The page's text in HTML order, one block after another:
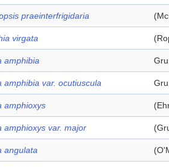
praeinterfrigidaria
virgata
amphibia
amphibia var. ocutiuscula
amphioxys
amphioxys var. major
angulata